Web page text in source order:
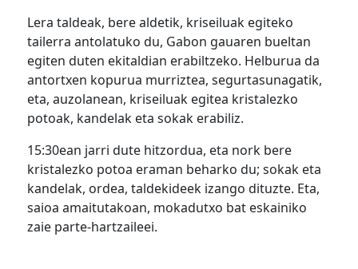
Lera taldeak, bere aldetik, kriseiluak egiteko
tailerra antolatuko du, Gabon gauaren bueltan
egitenduten ekitaldian erabiltzeko. Helburua da
antortxen kopurua murriztea, segurtasunagatik,
eta, auzolanean, kriseiluak egitea kristalezko
potoak, kandelak eta sokak erabiliz.
15:30ean jarri dute hitzordua, eta nork bere
kristalezko potoa eraman beharko du; sokak eta
kandelak, ordea, taldekideek izango dituzte. Eta,
saioa amaitutakoan, mokadutxo bat eskainiko
zaie parte-hartzaileei.